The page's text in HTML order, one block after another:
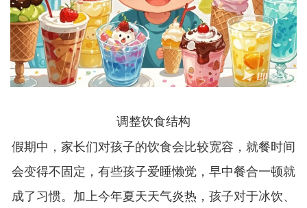
调整饮食结构
假期中，家长们对孩子的饮食会比较宽容，就餐时间
会变得不固定，有些孩子爱睡懒觉，早中餐合一顿就
成了习惯。加上今年夏天天气炎热，孩子对于冰饮、